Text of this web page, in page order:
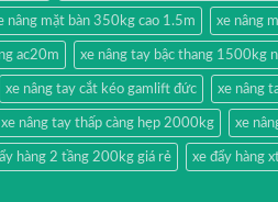
nâng mặt bàn 350kg cao 1.5m xe nâng
ac20m xe nâng tay bậc thang 1500kg
xe nâng tay cắt kéo gamlift đức xe nâng
xe nâng tay thấp càng hẹp 2000kg xe
hàng 2 tầng 200kg giá rẻ xe đẩy hàng